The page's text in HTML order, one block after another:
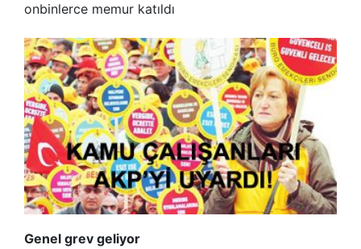
onbinlerce memur katıldı
Genel grev geliyor